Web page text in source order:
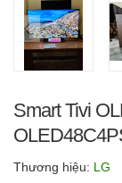
Smart Tivi
Thương hiệu: LG